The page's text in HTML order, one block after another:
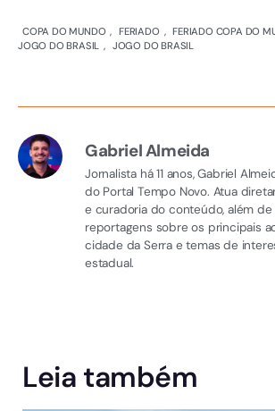
COPA DO MUNDO , FERIADO , FERIADO COPA DO
JOGO DO BRASIL
, JOGO DO BRASIL
Gabriel Almeida
Jornalista há 11 anos, Gabriel
do Portal Tempo Novo. Atua
e curadoria do conteúdo, além de
reportagens sobre os principais
cidade da Serra e temas de
estadual.
Leia também